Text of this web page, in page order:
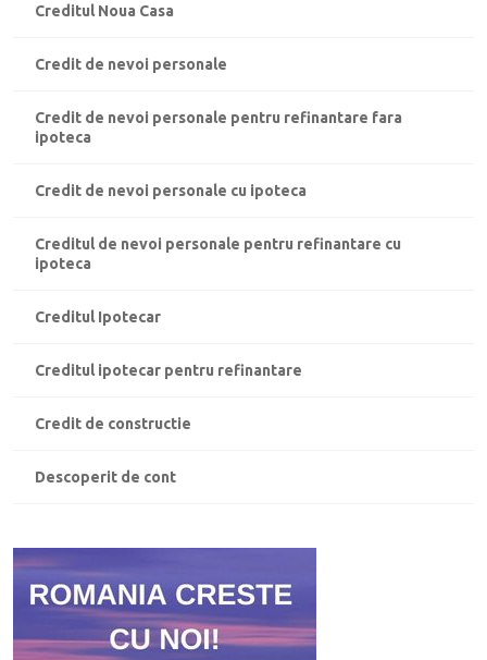
Creditul Noua Casa
Credit de nevoi personale
Credit de nevoi personale pentru refinantare fara
ipoteca
Credit de nevoi personale cu ipoteca
Creditul de nevoi personale pentru refinantare cu
ipoteca
Creditul Ipotecar
Creditul ipotecar pentru refinantare
Credit de constructie
Descoperit de cont